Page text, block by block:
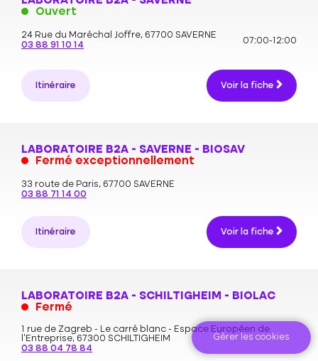
Ouvert
24 Rue du Maréchal Joffre, 67700 SAVERNE
03 88 91 10 14
07:00-12:00
Itinéraire Voir la fiche
LABORATOIRE B2A - SAVERNE - BIOSAV
Fermé exceptionnellement
33 route de Paris, 67700 SAVERNE
03 88 71 14 00
Itinéraire Voir la fiche
LABORATOIRE B2A - SCHILTIGHEIM - BIOLAC
Fermé
1 rue de Zagreb - Le carré blanc - Espace Européen de
l'Entreprise, 67300 SCHILTIGHEIM
03 88 04 78 84
Gérer les cookies